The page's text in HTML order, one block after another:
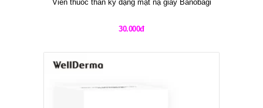
Viên thuốc thần kỳ dạng mặt nạ giấy Banobagi
30.000đ